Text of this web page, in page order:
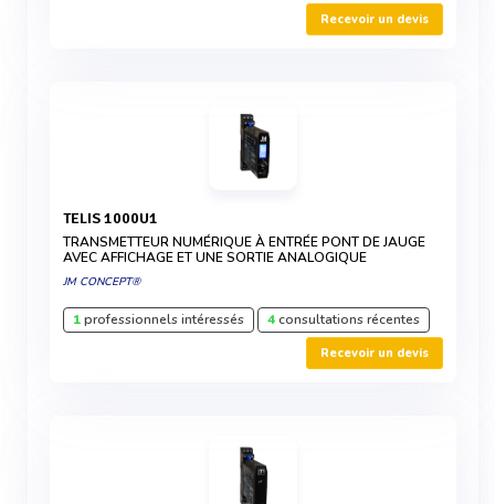
Recevoir un devis
TELIS 1000U1
TRANSMETTEUR NUMÉRIQUE À ENTRÉE PONT DE JAUGE
AVEC AFFICHAGE ET UNE SORTIE ANALOGIQUE
JM CONCEPT®
1professionnels intéressés 4consultations récentes
Recevoir un devis